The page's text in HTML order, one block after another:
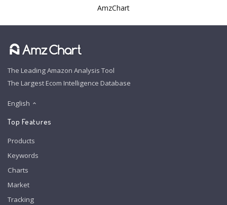
AmzChart
The Leading Amazon Analysis Tool
The Largest Ecom Intelligence Database
English
Top Features
Products
Keywords
Charts
Market
Tracking